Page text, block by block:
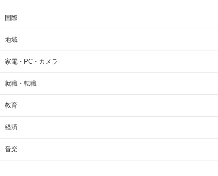
国際
地域
家電・PC・カメラ
就職・転職
教育
経済
音楽